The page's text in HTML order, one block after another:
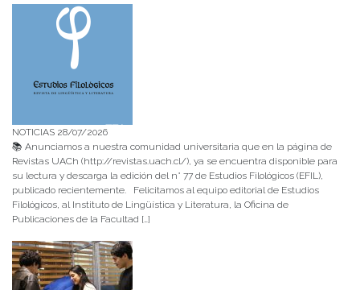
NOTICIAS 28/07/2026
📚 Anunciamos a nuestra comunidad universitaria que en la página de
Revistas UACh (http://revistas.uach.cl/), ya se encuentra disponible para
su lectura y descarga la edición del n° 77 de Estudios Filológicos (EFIL),
publicado recientemente. Felicitamos al equipo editorial de Estudios
Filológicos, al Instituto de Lingüística y Literatura, la Oficina de
Publicaciones de la Facultad […]